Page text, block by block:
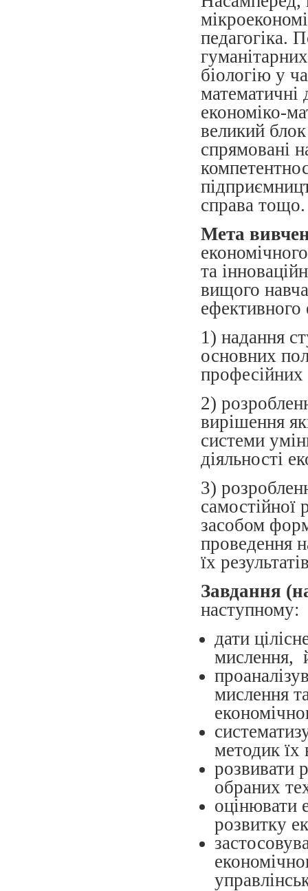
педагогіка.
біологію у
математичні
економіко-
великий
спрямовані
справа тощо.
Мета
та
вищого
ефективного
1) надання
основних
професійних
2)
вирішення
системи
діяльності
3)
самостійної
засобом
проведення
їх
Завдання
наступному:
дати
мислення,
мислення
методик їх
розвивати
обраних
оцінювати
розвитку